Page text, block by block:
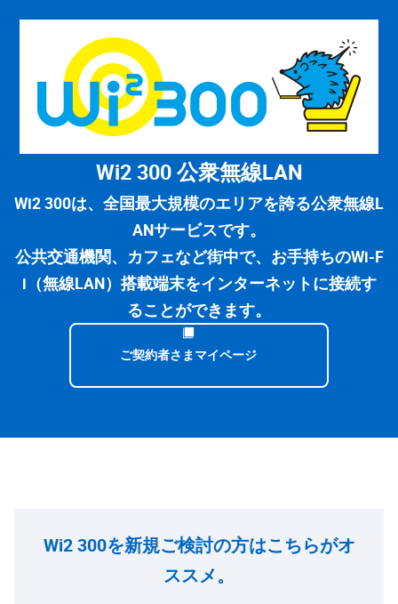
Wi2 300 公衆無線LAN
Wi2 300は、全国最大規模のエリアを誇る公衆無線L
ANサービスです。
公共交通機関、カフェなど街中で、お手持ちのWi-F
i（無線LAN）搭載端末をインターネットに接続す
ることができます。
ご契約者さまマイページ
Wi2 300を新規ご検討の方はこちらがオ
ススメ。